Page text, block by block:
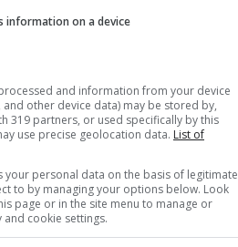
le ha detto che
information on a device
and information from your device
other device data) may be stored by,
319 partners, or used specifically by this
use precise geolocation data. List of
your personal data on the basis of legitimate
to by managing your options below. Look
page or in the site menu to manage or
cookie settings.